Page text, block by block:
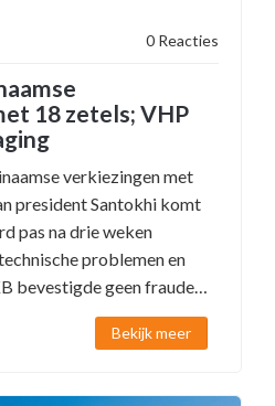
0 Reacties
18 zetels; VHP
verkiezingen met
president Santokhi komt
pas na drie weken
problemen en
bevestigde geen fraude,
Bekijk meer